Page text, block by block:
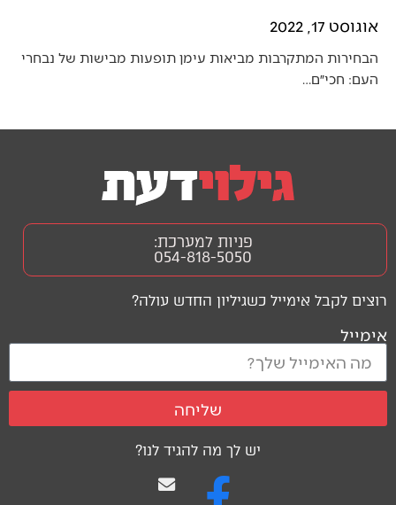
אוגוסט 17, 2022
הבחירות המתקרבות מביאות עימן תופעות מבישות של נבחרי
העם: חכי״ם…
יש לך מה להגיד לנו?
רוצים לקבל אימייל כשגיליון החדש עולה?
אימייל
שליחה
פניות למערכת:
054-818-5050